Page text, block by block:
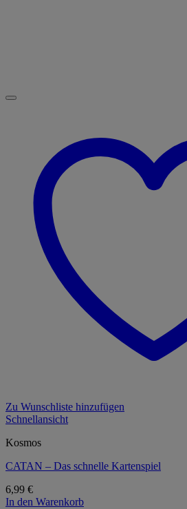
Zu Wunschliste hinzufügen
Schnellansicht
Kosmos
CATAN – Das schnelle Kartenspiel
6,99 €
In den Warenkorb